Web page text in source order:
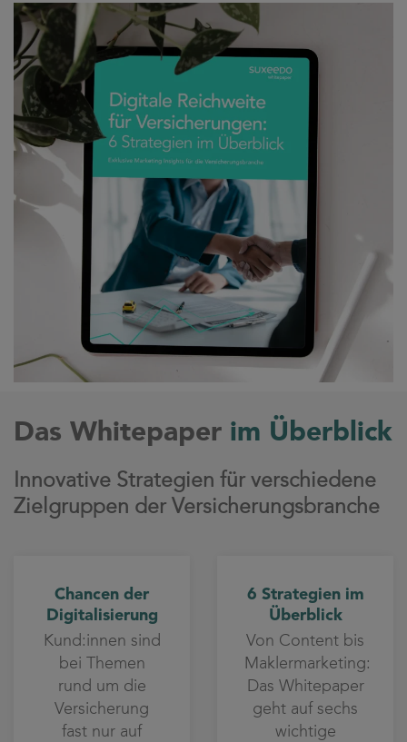
Das Whitepaper im Überblick
Innovative Strategien für verschiedene
Zielgruppen der Versicherungsbranche
Chancen der
Digitalisierung
Kund:innen sind
bei Themen
rund um die
Versicherung
fast nur auf
6 Strategien im
Überblick
Von Content bis
Maklermarketing:
Das Whitepaper
geht auf sechs
wichtige